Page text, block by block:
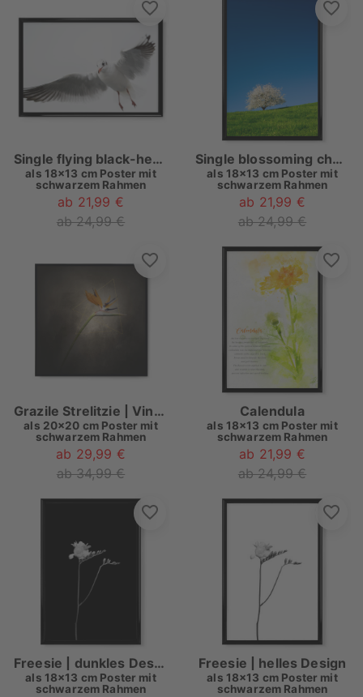
Single flying black-headed gull
als 18x13 cm Poster mit
schwarzem Rahmen
ab 21,99 €
ab 24,99 €
Single blossoming cherry tree
als 18x13 cm Poster mit
schwarzem Rahmen
ab 21,99 €
ab 24,99 €
Grazile Strelitzie | Vintage
als 20x20 cm Poster mit
schwarzem Rahmen
ab 29,99 €
ab 34,99 €
Calendula
als 18x13 cm Poster mit
schwarzem Rahmen
ab 21,99 €
ab 24,99 €
Freesie | dunkles Design
als 18x13 cm Poster mit
schwarzem Rahmen
Freesie | helles Design
als 18x13 cm Poster mit
schwarzem Rahmen